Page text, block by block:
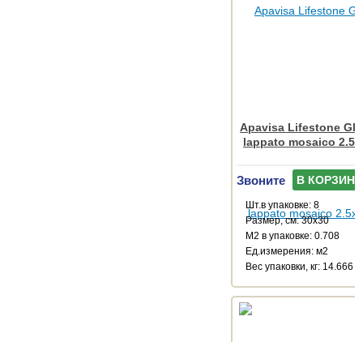
Apavisa Lifestone
lappato mosaico
Звоните В КОРЗИНУ
Шт.в упаковке: 8
Размер, см: 30x30
М2 в упаковке: 0.708
Ед.измерения: м2
Веc упаковки, кг: 14.666